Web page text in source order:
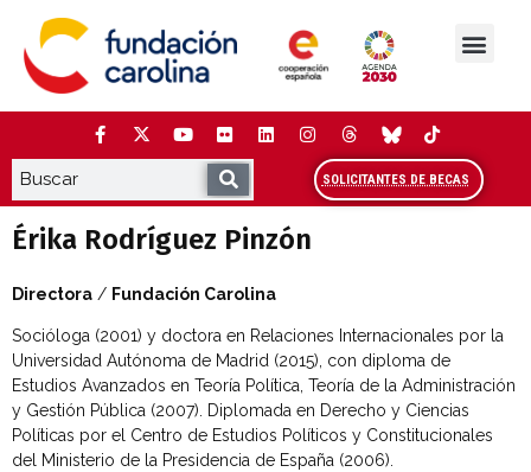
contenido
SOLICITANTES DE BECAS
Érika Rodríguez Pinzón
Directora / Fundación Carolina
Socióloga (2001) y doctora en Relaciones Internacionales por la
Universidad Autónoma de Madrid (2015), con diploma de
Estudios Avanzados en Teoría Política, Teoría de la Administración
y Gestión Pública (2007). Diplomada en Derecho y Ciencias
Políticas por el Centro de Estudios Políticos y Constitucionales
del Ministerio de la Presidencia de España (2006).